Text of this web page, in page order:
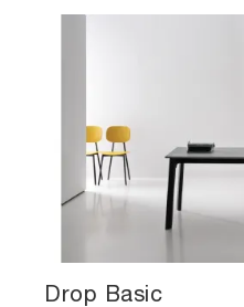
Drop Basic